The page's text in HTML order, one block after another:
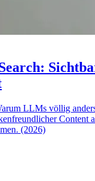
LLMs völlig
Content
(2026)